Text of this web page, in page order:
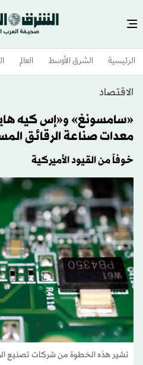
الرئيسية الشرق الأوسط​ العالم
الاقتصاد
«سامسونغ» و«إس كيه
معدات صناعة الرقائق
خوفاً من القيود الأميركية
تشير هذه الخطوة من شركات تصنيع